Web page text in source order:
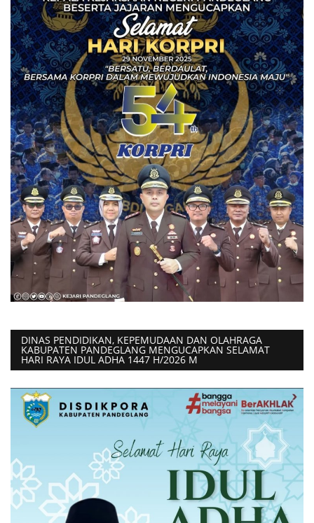
DINAS PENDIDIKAN, KEPEMUDAAN DAN OLAHRAGA
KABUPATEN PANDEGLANG MENGUCAPKAN SELAMAT
HARI RAYA IDUL ADHA 1447 H/2026 M